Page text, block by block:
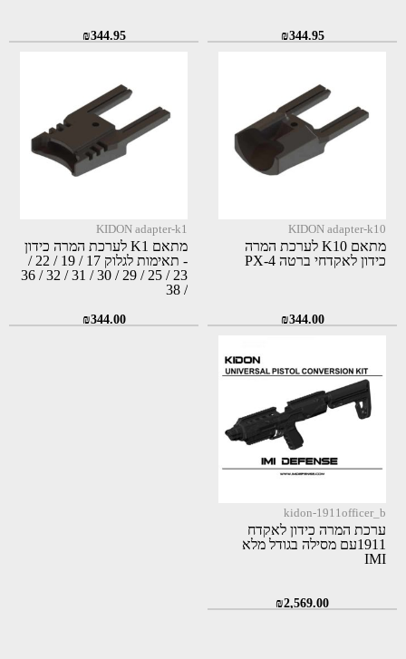
₪344.95
₪344.95
KIDON adapter-k10
מתאם K10 לערכת המרה
כידון לאקדחי ברטה PX-4
₪344.00
KIDON adapter-k1
מתאם K1 לערכת המרה כידון
- תאימות לגלוק 17 / 19 / 22 /
23 / 25 / 29 / 30 / 31 / 32 / 36
/ 38
₪344.00
kidon-1911officer_b
ערכת המרה כידון לאקדח
1911עם מסילה בגודל מלא
IMI
₪2,569.00